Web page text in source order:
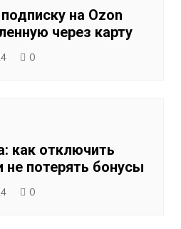
на Ozon
через карту
0
как отключить
не потерять бонусы
0